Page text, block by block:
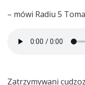
– mówi Radiu 5
Zatrzymywani